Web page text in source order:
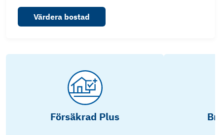
Värdera bostad
Försäkrad Plus